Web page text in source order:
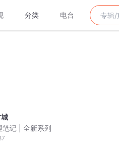
分类 电台
笔记 | 全新系列